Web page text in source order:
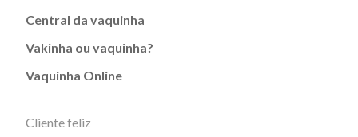
Central da vaquinha
Vakinha ou vaquinha?
Vaquinha Online
Cliente feliz